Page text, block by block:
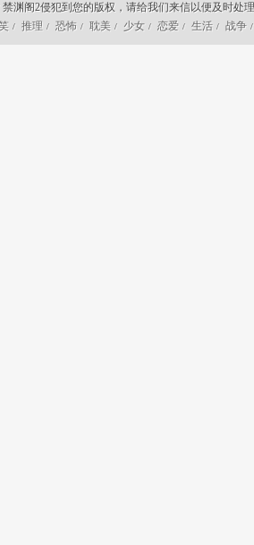
渊阁2侵犯到您的版权，请给我们来信以便及时处理
/ 推理 / 恐怖 / 耽美 / 少女 / 恋爱 / 生活 / 战争 /